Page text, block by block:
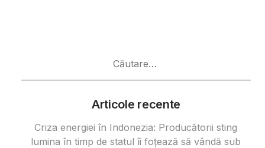
Articole recente
Criza energiei în Indonezia: Producătorii sting
lumina în timp de statul îi foțează să vândă sub